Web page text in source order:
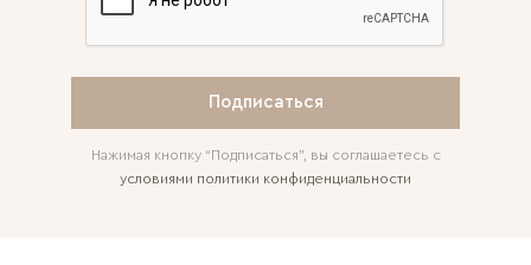
Подписаться
Нажимая кнопку “Подписаться”, вы соглашаетесь с
условиями политики конфиденциальности